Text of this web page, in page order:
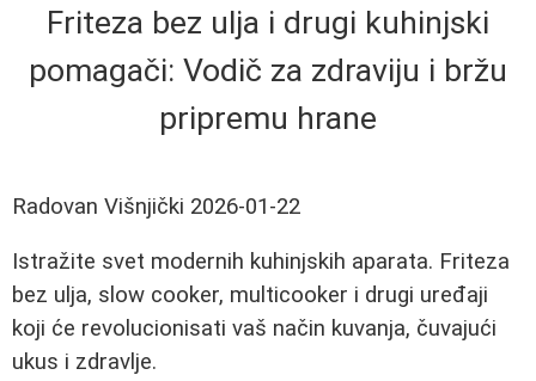
Friteza bez ulja i drugi kuhinjski
pomagači: Vodič za zdraviju i bržu
pripremu hrane
Radovan Višnjički 2026-01-22
Istražite svet modernih kuhinjskih aparata. Friteza
bez ulja, slow cooker, multicooker i drugi uređaji
koji će revolucionisati vaš način kuvanja, čuvajući
ukus i zdravlje.